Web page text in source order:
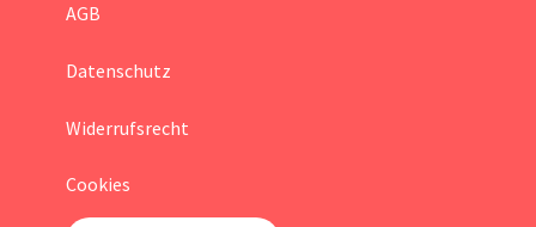
AGB
Datenschutz
Widerrufsrecht
Cookies